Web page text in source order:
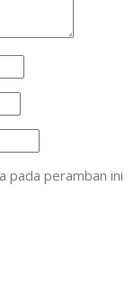
pada peramban ini